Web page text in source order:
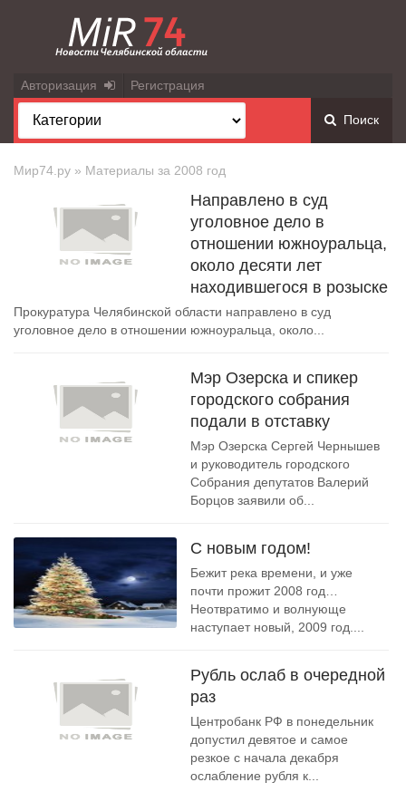
Авторизация Регистрация
Поиск
Мир74.ру » Материалы за 2008 год
Направлено в суд
уголовное дело в
отношении южноуральца,
около десяти лет
находившегося в розыске
Прокуратура Челябинской области направлено в суд
уголовное дело в отношении южноуральца, около...
Мэр Озерска и спикер
городского собрания
подали в отставку
Мэр Озерска Сергей Чернышев
и руководитель городского
Собрания депутатов Валерий
Борцов заявили об...
С новым годом!
Бежит река времени, и уже
почти прожит 2008 год…
Неотвратимо и волнующе
наступает новый, 2009 год....
Рубль ослаб в очередной
раз
Центробанк РФ в понедельник
допустил девятое и самое
резкое с начала декабря
ослабление рубля к...